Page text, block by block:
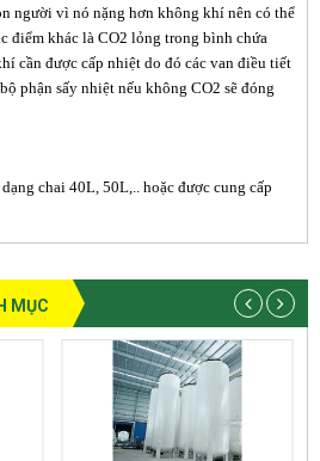
người vì nó nặng hơn không khí nên có thể
khác là CO2 lỏng trong bình chứa
cần được cấp nhiệt do đó các van điều tiết
phận sấy nhiệt nếu không CO2 sẽ đóng
chai 40L, 50L,.. hoặc được cung cấp
MỤC